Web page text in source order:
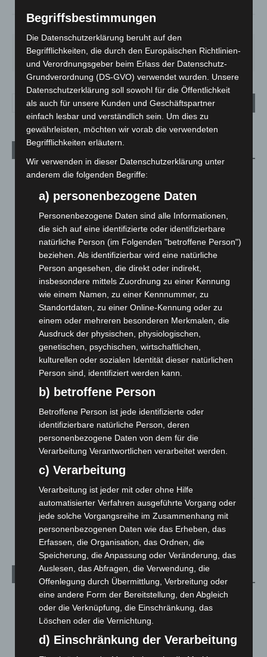
64% 1.6m/s
FR.
19° 27°
SO.
33°
MO.
28°
DI.
22°
Niedersachsen: Feuerwehrkräfte kehren nach
7. August 2026
Hannover: Erste Tigermücken-Population in Niedersachsen
entdeckt
Brand im „Haus der Begegnung“ in Neuwarmbüchen schnell
eingedämmt
6. August 2026
Region Hannover: 21 neue Notfallsanitäter starten beim
Roten Kreuz
5. August 2026
Mann läuft mit Hockeyschläger über A7 – Polizei sucht
5. August 2026
Celle: Mensch stirbt bei Bagger-Unfall auf Baustelle
5. August 2026
beschädigt
5. August 2026
Anklage nach Abschaltung von „Archetyp Market“ erhoben
3. August 2026
Blaulicht
Corona-News
Hannover und Region
5.037
Langenhagen und Ortsteile
Begriffsbestimmungen
Die Datenschutzerklärung beruht auf den
Begrifflichkeiten, die durch den Europäischen Richtlinien-
und Verordnungsgeber beim Erlass der Datenschutz-
Grundverordnung (DS-GVO) verwendet wurden. Unsere
Datenschutzerklärung soll sowohl für die Öffentlichkeit
als auch für unsere Kunden und Geschäftspartner
einfach lesbar und verständlich sein. Um dies zu
gewährleisten, möchten wir vorab die verwendeten
Begrifflichkeiten erläutern.
Wir verwenden in dieser Datenschutzerklärung unter
anderem die folgenden Begriffe:
a) personenbezogene Daten
Personenbezogene Daten sind alle Informationen,
die sich auf eine identifizierte oder identifizierbare
natürliche Person (im Folgenden "betroffene Person")
beziehen. Als identifizierbar wird eine natürliche
Person angesehen, die direkt oder indirekt,
insbesondere mittels Zuordnung zu einer Kennung
wie einem Namen, zu einer Kennnummer, zu
Standortdaten, zu einer Online-Kennung oder zu
einem oder mehreren besonderen Merkmalen, die
Ausdruck der physischen, physiologischen,
genetischen, psychischen, wirtschaftlichen,
kulturellen oder sozialen Identität dieser natürlichen
Person sind, identifiziert werden kann.
b) betroffene Person
Betroffene Person ist jede identifizierte oder
identifizierbare natürliche Person, deren
personenbezogene Daten von dem für die
Verarbeitung Verantwortlichen verarbeitet werden.
c) Verarbeitung
Verarbeitung ist jeder mit oder ohne Hilfe
automatisierter Verfahren ausgeführte Vorgang oder
jede solche Vorgangsreihe im Zusammenhang mit
personenbezogenen Daten wie das Erheben, das
Erfassen, die Organisation, das Ordnen, die
Speicherung, die Anpassung oder Veränderung, das
Auslesen, das Abfragen, die Verwendung, die
Offenlegung durch Übermittlung, Verbreitung oder
eine andere Form der Bereitstellung, den Abgleich
oder die Verknüpfung, die Einschränkung, das
Löschen oder die Vernichtung.
d) Einschränkung der Verarbeitung